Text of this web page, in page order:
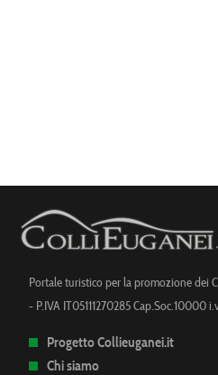
Portale turistico per la promozione dei
- P.IVA IT05111270285 Cap.Soc.10000
Progetto Collieuganei.it
Chi siamo